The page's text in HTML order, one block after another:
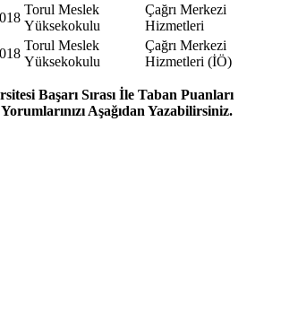
Torul Meslek
Yüksekokulu
Çağrı Merkezi
Hizmetleri
Torul Meslek
Yüksekokulu
Çağrı Merkezi
Hizmetleri (İÖ)
Başarı Sırası İle Taban Puanları
Aşağıdan Yazabilirsiniz.